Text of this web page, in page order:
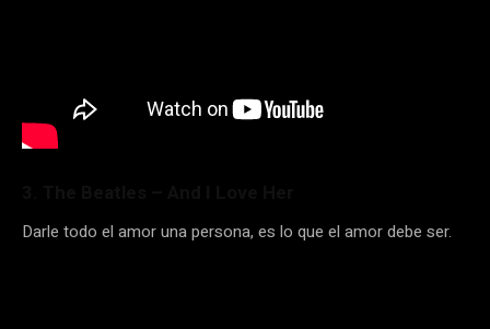
Darle todo el amor una persona, es lo que el amor debe ser.